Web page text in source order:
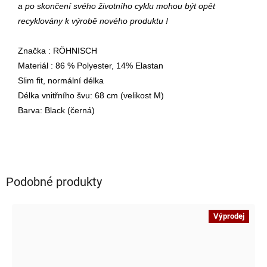
a po skončení svého životního cyklu mohou být opět
recyklovány k výrobě nového produktu !
Značka : RÖHNISCH
Materiál : 86 % Polyester, 14% Elastan
Slim fit, normální délka
Délka vnitřního švu: 68 cm (velikost M)
Barva: Black (černá)
Podobné produkty
Výprodej